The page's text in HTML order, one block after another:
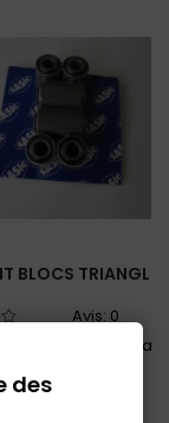
BLOCS TRIANGLES
Avis: 0
blocs réparation train
des